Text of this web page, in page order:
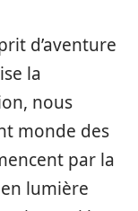
d’aventure
la
nous
monde des
par la
lumière